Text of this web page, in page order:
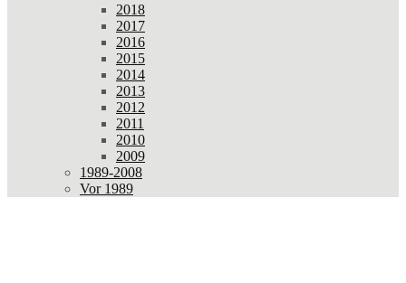
2018
2017
2016
2015
2014
2013
2012
2011
2010
2009
1989-2008
Vor 1989